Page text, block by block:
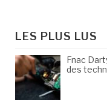
LES PLUS LUS
Fnac
des